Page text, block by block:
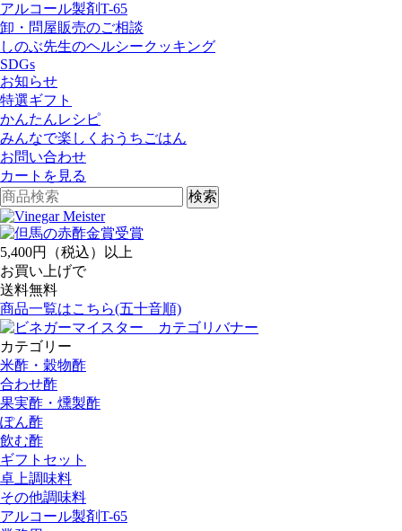
アルコール製剤T-65
卸・問屋販売のご相談
しのぶ先生のヘルシークッキング
SDGs
お知らせ
特選ギフト
かんたんレシピ
みんなで楽しくおうちごはん
お問い合わせ
カートを見る
5,400円（税込）以上
お買い上げで
送料無料
商品一覧はこちら(五十音順)
カテゴリー
米酢・穀物酢
合わせ酢
果実酢・燻製酢
ぽん酢
飲む酢
ギフトセット
卓上調味料
その他調味料
アルコール製剤T-65